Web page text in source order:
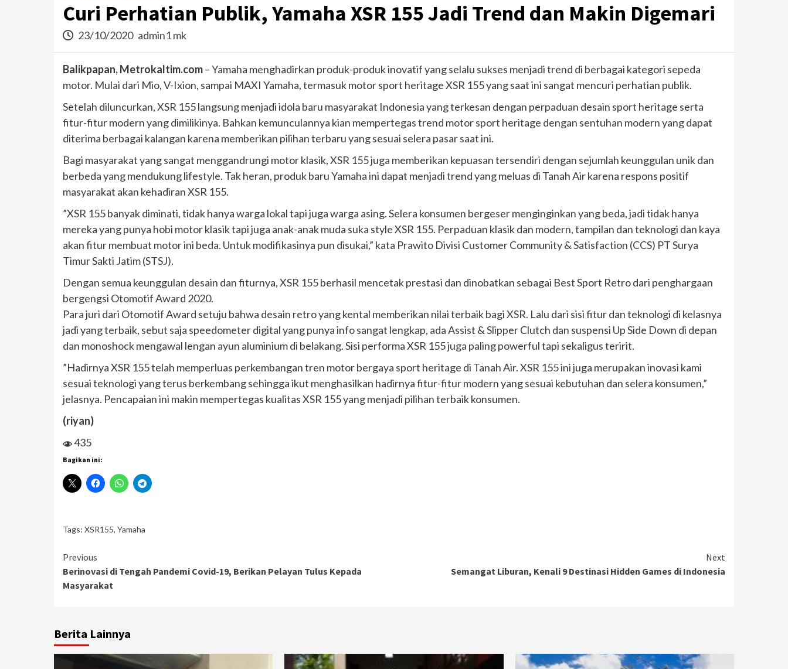
Curi Perhatian Publik, Yamaha XSR 155 Jadi Trend dan Makin Digemari
23/10/2020 admin1 mk
Balikpapan, Metrokaltim.com– Yamaha menghadirkan produk-produk inovatif yang selalu sukses menjadi trend di berbagai kategori sepeda
motor. Mulai dari Mio, V-Ixion, sampai MAXI Yamaha, termasuk motor sport heritage XSR 155 yang saat ini sangat mencuri perhatian publik.
Setelah diluncurkan, XSR 155 langsung menjadi idola baru masyarakat Indonesia yang terkesan dengan perpaduan desain sport heritage serta
fitur-fitur modern yang dimilikinya. Bahkan kemunculannya kian mempertegas trend motor sport heritage dengan sentuhan modern yang dapat
diterima berbagai kalangan karena memberikan pilihan terbaru yang sesuai selera pasar saat ini.
Bagi masyarakat yang sangat menggandrungi motor klasik, XSR 155 juga memberikan kepuasan tersendiri dengan sejumlah keunggulan unik dan
berbeda yang mendukung lifestyle. Tak heran, produk baru Yamaha ini dapat menjadi trend yang meluas di Tanah Air karena respons positif
masyarakat akan kehadiran XSR 155.
”XSR 155 banyak diminati, tidak hanya warga lokal tapi juga warga asing. Selera konsumen bergeser menginginkan yang beda, jadi tidak hanya
mereka yang punya hobi motor klasik tapi juga anak-anak muda suka style XSR 155. Perpaduan klasik dan modern, tampilan dan teknologi dan kaya
akan fitur membuat motor ini beda. Untuk modifikasinya pun disukai,” kata Prawito Divisi Customer Community & Satisfaction (CCS) PT Surya
Timur Sakti Jatim (STSJ).
Dengan semua keunggulan desain dan fiturnya, XSR 155 berhasil mencetak prestasi dan dinobatkan sebagai Best Sport Retro dari penghargaan
bergengsi Otomotif Award 2020.
Para juri dari Otomotif Award setuju bahwa desain retro yang kental memberikan nilai terbaik bagi XSR. Lalu dari sisi fitur dan teknologi di kelasnya
jadi yang terbaik, sebut saja speedometer digital yang punya info sangat lengkap, ada Assist & Slipper Clutch dan suspensi Up Side Down di depan
dan monoshock mengawal lengan ayun aluminium di belakang. Sisi performa XSR 155 juga paling powerful tapi sekaligus teririt.
”Hadirnya XSR 155 telah memperluas perkembangan tren motor bergaya sport heritage di Tanah Air. XSR 155 ini juga merupakan inovasi kami
sesuai teknologi yang terus berkembang sehingga ikut menghasilkan hadirnya fitur-fitur modern yang sesuai kebutuhan dan selera konsumen,”
jelasnya. Pencapaian ini makin mempertegas kualitas XSR 155 yang menjadi pilihan terbaik konsumen.
(riyan)
435
Bagikan ini:
Tags: XSR155, Yamaha
Continue
Reading
Previous
Berinovasi di Tengah Pandemi Covid-19, Berikan Pelayan Tulus Kepada
Masyarakat
Next
Semangat Liburan, Kenali 9 Destinasi Hidden Games di Indonesia
Berita Lainnya